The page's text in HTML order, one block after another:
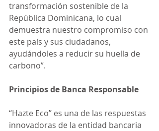
transformación sostenible de la
República Dominicana, lo cual
demuestra nuestro compromiso con
este país y sus ciudadanos,
ayudándoles a reducir su huella de
carbono”.
Principios de Banca Responsable
“Hazte Eco” es una de las respuestas
innovadoras de la entidad bancaria